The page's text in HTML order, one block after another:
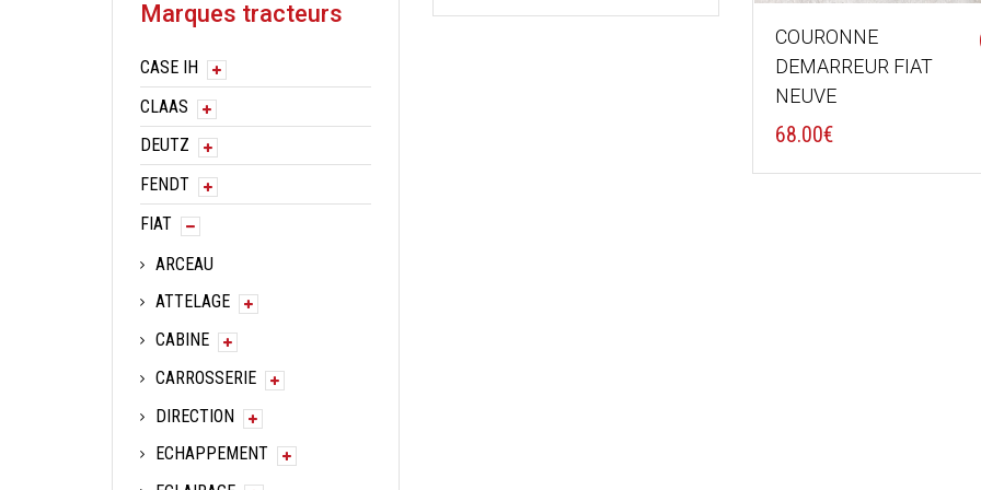
COURONNE
DEMARREUR FIAT
NEUVE
68.00€
Marques tracteurs
CASE IH
CLAAS
DEUTZ
FENDT
FIAT
ARCEAU
ATTELAGE
CABINE
CARROSSERIE
DIRECTION
ECHAPPEMENT